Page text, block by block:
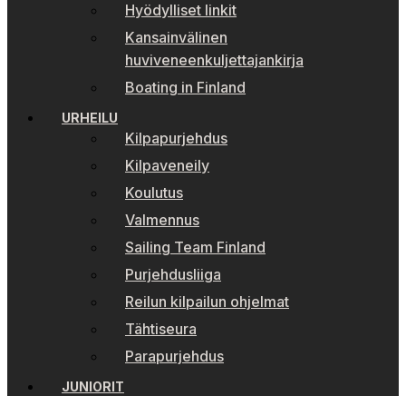
Hyödylliset linkit
Kansainvälinen
huviveneenkuljettajankirja
Boating in Finland
URHEILU
Kilpapurjehdus
Kilpaveneily
Koulutus
Valmennus
Sailing Team Finland
Purjehdusliiga
Reilun kilpailun ohjelmat
Tähtiseura
Parapurjehdus
JUNIORIT